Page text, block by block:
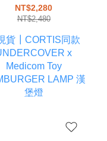
奇 兩津勘吉 S 娃娃
NT$2,280
NT$2,480